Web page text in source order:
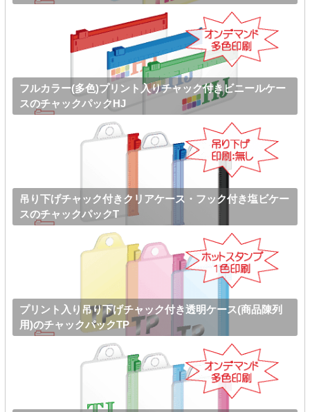
フルカラー(多色)プリント入りチャック付きビニールケー
スのチャックパックHJ
吊り下げチャック付きクリアケース・フック付き塩ビケー
スのチャックパックT
プリント入り吊り下げチャック付き透明ケース(商品陳列
用)のチャックパックTP